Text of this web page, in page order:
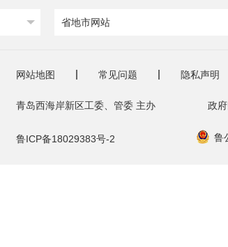
省地市网站
网站地图 常见问题 隐私声明
青岛西海岸新区工委、管委 主办 政
鲁ICP备18029383号-2 鲁